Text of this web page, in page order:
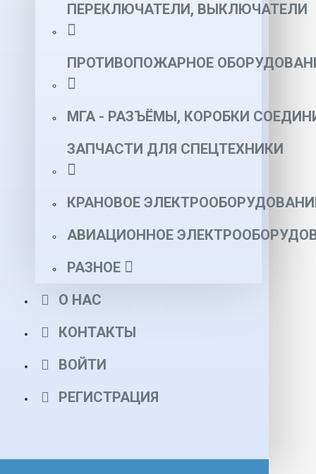
ПЕРЕКЛЮЧАТЕЛИ, ВЫКЛЮЧАТЕЛИ
ПРОТИВОПОЖАРНОЕ
МГА - РАЗЪЁМЫ, КОРОБКИ
ЗАПЧАСТИ ДЛЯ СПЕЦТЕХНИКИ
КРАНОВОЕ
АВИАЦИОННОЕ
РАЗНОЕ
О НАС
КОНТАКТЫ
ВОЙТИ
РЕГИСТРАЦИЯ